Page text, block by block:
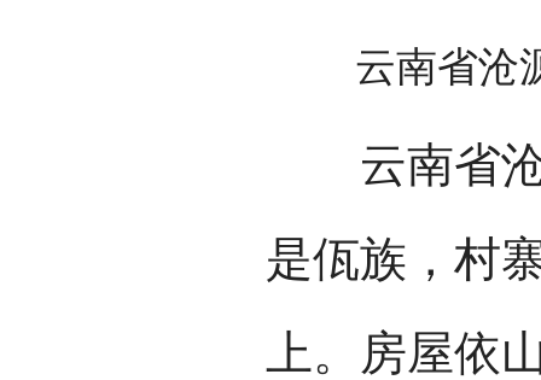
云南省沧
云南省沧
是佤族，村
上。房屋依